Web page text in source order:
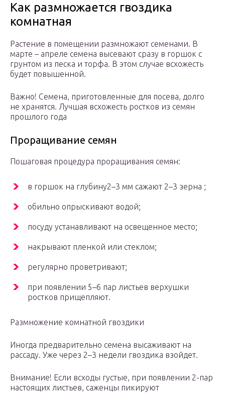
Как размножается гвоздика
комнатная
Растение в помещении размножают семенами. В
марте – апреле семена высевают сразу в горшок с
грунтом из песка и торфа. В этом случае всхожесть
будет повышенной.
Важно! Семена, приготовленные для посева, долго
не хранятся. Лучшая всхожесть ростков из семян
прошлого года
Проращивание семян
Пошаговая процедура проращивания семян:
в горшок на глубину2–3 мм сажают 2–3 зерна ;
обильно опрыскивают водой;
посуду устанавливают на освещенное место;
накрывают пленкой или стеклом;
регулярно проветривают;
при появлении 5–6 пар листьев верхушки
ростков прищепляют.
Размножение комнатной гвоздики
Иногда предварительно семена высаживают на
рассаду. Уже через 2–3 недели гвоздика взойдет.
Внимание! Если всходы густые, при появлении 2-пар
настоящих листьев, саженцы пикируют